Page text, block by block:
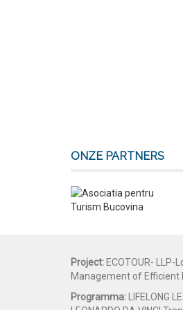
ONZE PARTNERS
Project: ECOTOUR- LLP-
Management of Efficient
Programma: LIFELONG